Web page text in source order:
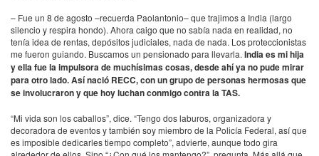
– Fue un 8 de agosto –recuerda Paolantonio– que trajimos a India (largo
silencio y respira hondo). Ahora caigo que no sabía nada en realidad, no
tenía idea de rentas, depósitos judiciales, nada de nada. Los proteccionistas
me fueron guiando. Buscamos un pensionado para llevarla. India es mi hija
y ella fue la impulsora de muchísimas cosas, desde ahí ya no pude mirar
para otro lado. Así nació RECC, con un grupo de personas hermosas que
se involucraron y que hoy luchan conmigo contra la TAS.
“Mi vida son los caballos”, dice. “Tengo dos laburos, organizadora y
decoradora de eventos y también soy miembro de la Policía Federal, así que
es imposible dedicarles tiempo completo”, advierte, aunque todo gira